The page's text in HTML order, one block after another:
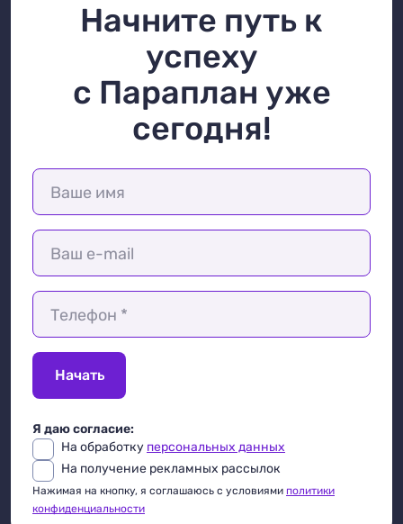
Начните путь к
успеху
с Параплан уже
сегодня!
Ваше имя
Ваш e-mail
Телефон *
Начать
Я даю согласие:
На обработку персональных данных
На получение рекламных рассылок
Нажимая на кнопку, я соглашаюсь с условиями политики
конфиденциальности